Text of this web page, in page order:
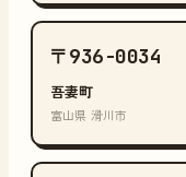
〒936-0034
吾妻町
富山県 滑川市